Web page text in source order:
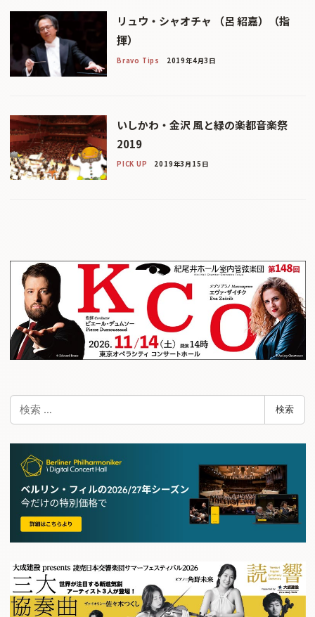
リュウ・シャオチャ （呂 紹嘉）（指
揮）
Bravo Tips 2019年4月3日
いしかわ・金沢 風と緑の楽都音楽祭
2019
PICK UP 2019年3月15日
検
検索